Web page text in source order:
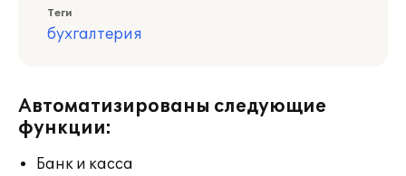
Теги
бухгалтерия
Автоматизированы следующие
функции:
Банк и касса